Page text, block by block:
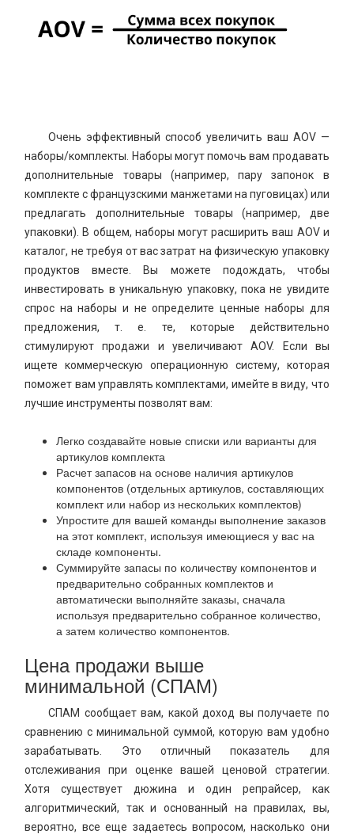
Очень эффективный способ увеличить ваш AOV —
наборы/комплекты. Наборы могут помочь вам продавать
дополнительные товары (например, пару запонок в
комплекте с французскими манжетами на пуговицах) или
предлагать дополнительные товары (например, две
упаковки). В общем, наборы могут расширить ваш AOV и
каталог, не требуя от вас затрат на физическую упаковку
продуктов вместе. Вы можете подождать, чтобы
инвестировать в уникальную упаковку, пока не увидите
спрос на наборы и не определите ценные наборы для
предложения, т. е. те, которые действительно
стимулируют продажи и увеличивают AOV. Если вы
ищете коммерческую операционную систему, которая
поможет вам управлять комплектами, имейте в виду, что
лучшие инструменты позволят вам:
Легко создавайте новые списки или варианты для
артикулов комплекта
Расчет запасов на основе наличия артикулов
компонентов (отдельных артикулов, составляющих
комплект или набор из нескольких комплектов)
Упростите для вашей команды выполнение заказов
на этот комплект, используя имеющиеся у вас на
складе компоненты.
Суммируйте запасы по количеству компонентов и
предварительно собранных комплектов и
автоматически выполняйте заказы, сначала
используя предварительно собранное количество,
а затем количество компонентов.
Цена продажи выше
минимальной (СПАМ)
СПАМ сообщает вам, какой доход вы получаете по
сравнению с минимальной суммой, которую вам удобно
зарабатывать. Это отличный показатель для
отслеживания при оценке вашей ценовой стратегии.
Хотя существует дюжина и один репрайсер, как
алгоритмический, так и основанный на правилах, вы,
вероятно, все еще задаетесь вопросом, насколько они